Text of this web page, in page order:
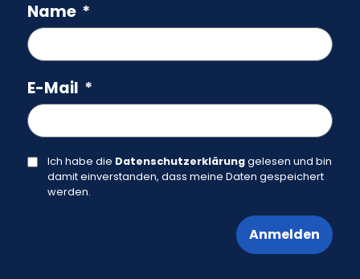
Name
E-Mail
Ich habe die Datenschutzerklärunggelesen und bin
damit einverstanden, dass meine Daten gespeichert
werden.
Anmelden